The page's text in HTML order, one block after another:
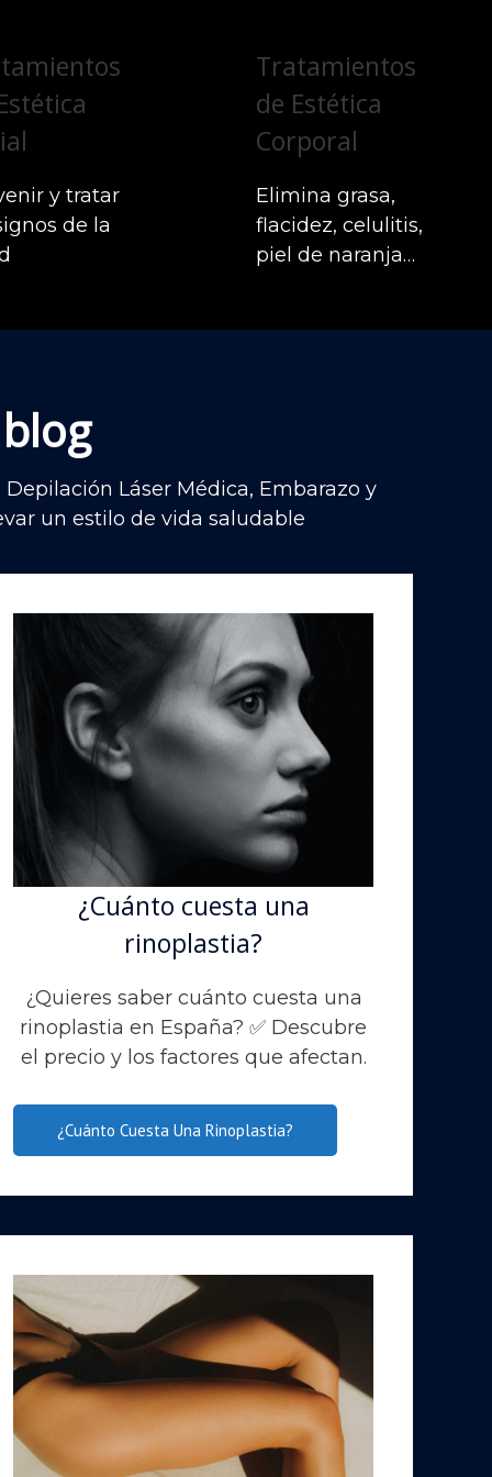
y tratar
de la
Tratamientos
de Estética
Corporal
Elimina grasa,
flacidez, celulitis,
piel de naranja…
Láser Médica, Embarazo y
un estilo de vida saludable
¿Cuánto cuesta una
rinoplastia?
¿Quieres saber cuánto cuesta una
rinoplastia en España? ✅ Descubre
el precio y los factores que afectan.
¿Cuánto Cuesta Una Rinoplastia?